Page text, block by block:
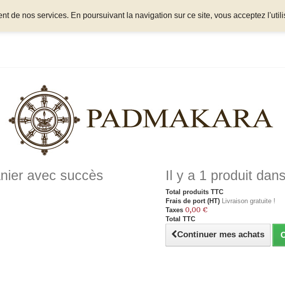
avec succès Il y a 1 produit
Total produits TTC
Frais de port (HT) Livraison gratuite !
Taxes 0,00 €
Total TTC
Continuer mes achats
de nos services. En poursuivant la navigation sur ce site, vous acceptez